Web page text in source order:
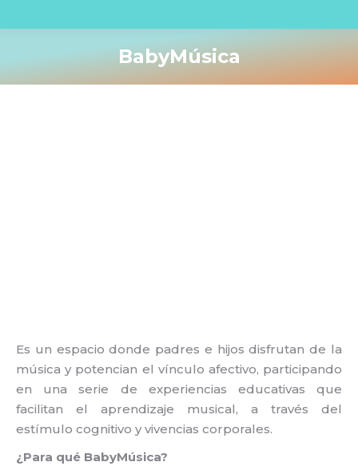
BabyMúsica
Es un espacio donde padres e hijos disfrutan de la
música y potencian el vínculo afectivo, participando
en una serie de experiencias educativas que
facilitan el aprendizaje musical, a través del
estímulo cognitivo y vivencias corporales.
¿Para qué BabyMúsica?